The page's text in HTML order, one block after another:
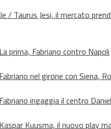
/ Taurus Jesi, il mercato
prima, Fabriano contro Napoli
nel girone con Siena,
ingaggia il centro
Kuusma, il nuovo play